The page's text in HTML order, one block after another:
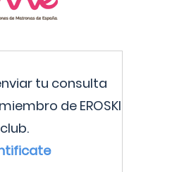
tu consulta
de EROSKI
club.